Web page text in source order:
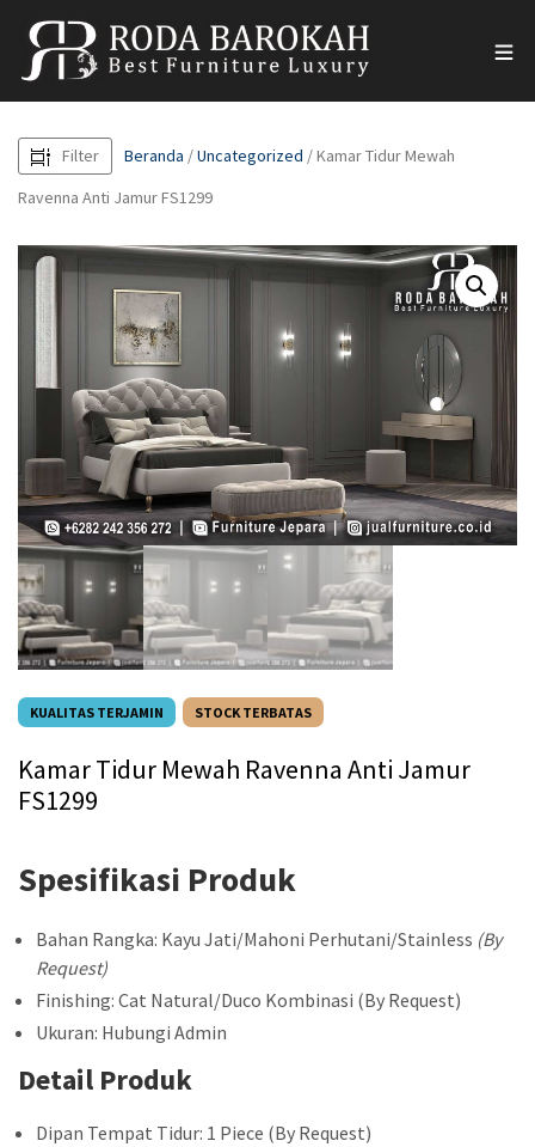
Filter Beranda /Uncategorized / Kamar Tidur Mewah
Ravenna Anti Jamur FS1299
KUALITAS TERJAMIN STOCK TERBATAS
Kamar Tidur Mewah Ravenna Anti Jamur
FS1299
Spesifikasi Produk
Bahan Rangka: Kayu Jati/Mahoni Perhutani/Stainless (By
Request)
Finishing: Cat Natural/Duco Kombinasi (By Request)
Ukuran: Hubungi Admin
Detail Produk
Dipan Tempat Tidur: 1 Piece (By Request)